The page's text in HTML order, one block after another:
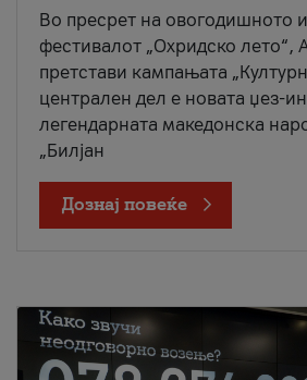
Во пресрет на овогодишното
фестивалот „Охридско лето“,
претстави кампањата
централен дел е новата џез-
легендарната македонска
„Билјан
Дознај повеќе